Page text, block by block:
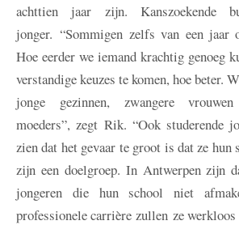
achttien jaar zijn. Kanszoekende
jonger. “Sommigen zelfs van een
Hoe eerder we iemand krachtig genoeg
verstandige keuzes te komen, hoe beter.
jonge gezinnen, zwangere
moeders”, zegt Rik. “Ook studerende
zien dat het gevaar te groot is dat ze hun
zijn een doelgroep. In Antwerpen zijn
jongeren die hun school niet
professionele carrière zullen ze